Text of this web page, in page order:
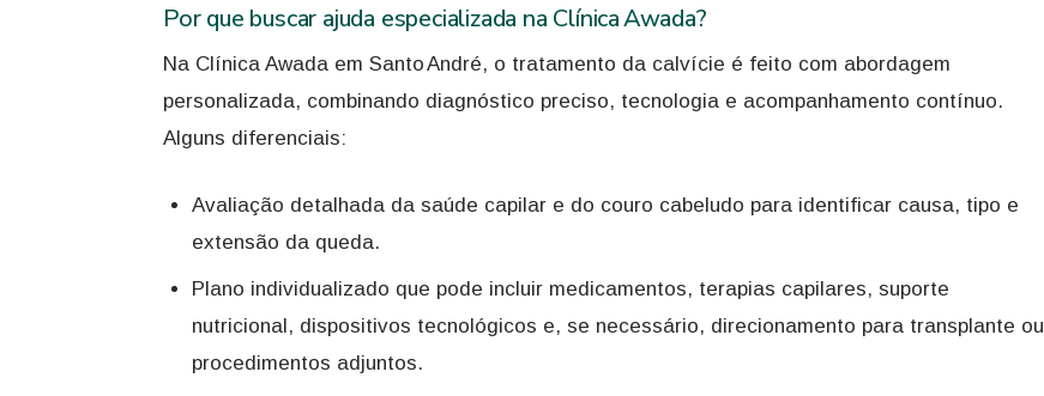
Por que buscar ajuda especializada na Clínica Awada?
Na Clínica Awada em Santo André, o tratamento da calvície é feito com abordagem
personalizada, combinando diagnóstico preciso, tecnologia e acompanhamento contínuo.
Alguns diferenciais:
Avaliação detalhada da saúde capilar e do couro cabeludo para identificar causa, tipo e
extensão da queda.
Plano individualizado que pode incluir medicamentos, terapias capilares, suporte
nutricional, dispositivos tecnológicos e, se necessário, direcionamento para transplante ou
procedimentos adjuntos.